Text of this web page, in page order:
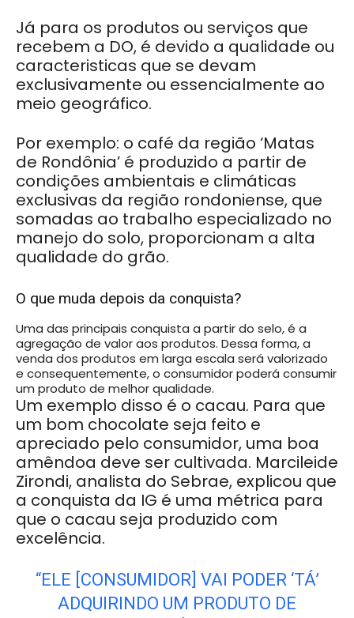
Já para os produtos ou serviços que
recebem a DO, é devido a qualidade ou
caracteristicas que se devam
exclusivamente ou essencialmente ao
meio geográfico.
Por exemplo: o café da região ‘Matas
de Rondônia’ é produzido a partir de
condições ambientais e climáticas
exclusivas da região rondoniense, que
somadas ao trabalho especializado no
manejo do solo, proporcionam a alta
qualidade do grão.
O que muda depois da conquista?
Uma das principais conquista a partir do selo, é a
agregação de valor aos produtos. Dessa forma, a
venda dos produtos em larga escala será valorizado
e consequentemente, o consumidor poderá consumir
um produto de melhor qualidade.
Um exemplo disso é o cacau. Para que
um bom chocolate seja feito e
apreciado pelo consumidor, uma boa
amêndoa deve ser cultivada. Marcileide
Zirondi, analista do Sebrae, explicou que
a conquista da IG é uma métrica para
que o cacau seja produzido com
excelência.
“ELE [CONSUMIDOR] VAI PODER ‘TÁ’
ADQUIRINDO UM PRODUTO DE